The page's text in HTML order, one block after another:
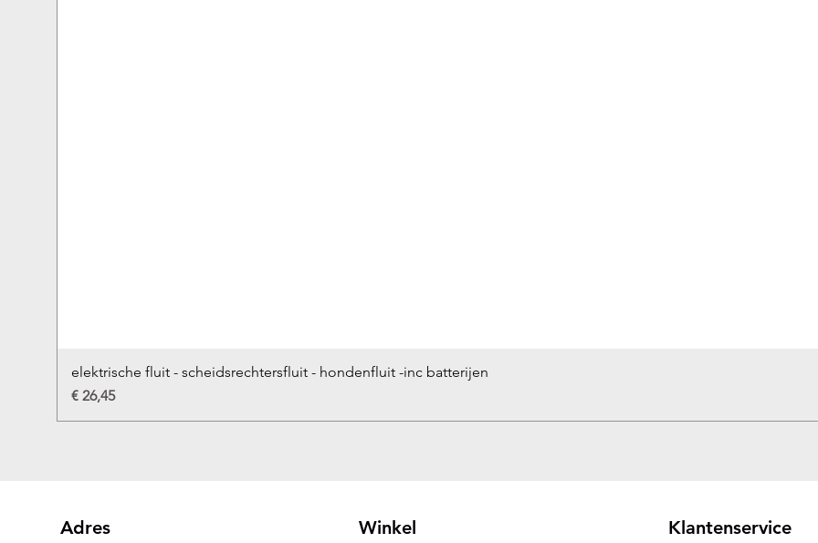
elektrische fluit - scheidsrechtersfluit - hondenfluit -inc batterijen
Prijs
€ 26,45
Adres Winkel Klantenservice